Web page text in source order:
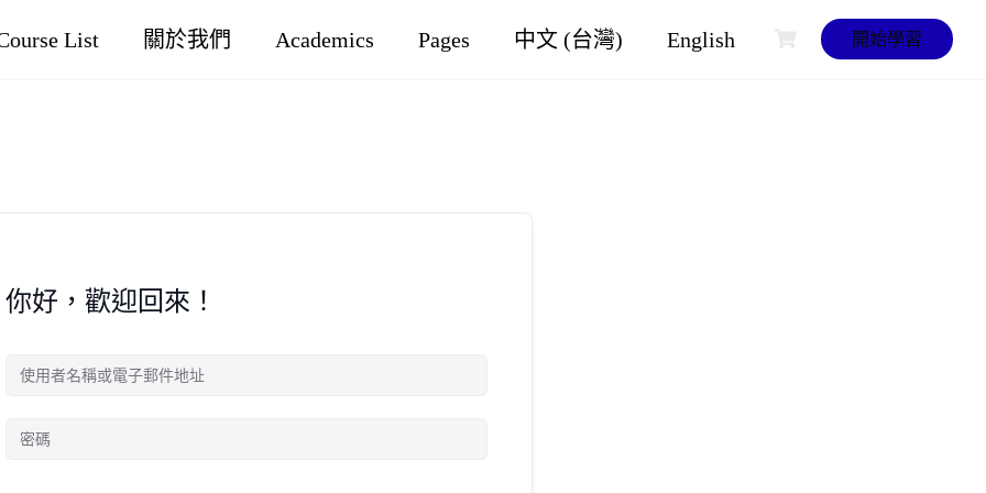
List 關於我們 Academics Pages 中文 (台灣) English 開始學習
你好，歡迎回來！